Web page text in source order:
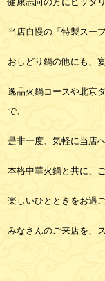
当店自慢の「特製スー
おしどり鍋の他にも、
逸品火鍋コースや北京
で、
是非一度、気軽に当店
本格中華火鍋と共に、
楽しいひとときをお過
みなさんのご来店を、